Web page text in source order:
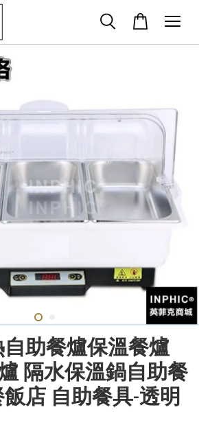
助餐爐保溫餐爐
隔水保溫鍋自助餐
店 自助餐具-透明